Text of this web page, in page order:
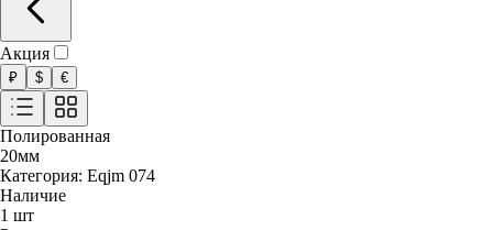
Акция
₽ $ €
Полированная
20мм
Категория: Eqjm 074
Наличие
1 шт